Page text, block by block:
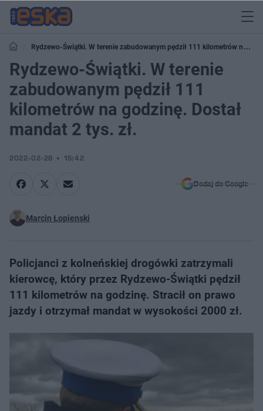
Rydzewo-Świątki. W terenie zabudowanym pędził 111 kilometrów na
godzinę. Dostał mandat 2 tys. zł.
Rydzewo-Świątki. W terenie
zabudowanym pędził 111
kilometrów na godzinę. Dostał
mandat 2 tys. zł.
2022-02-28 15:42
Dodaj do Google
Marcin Łopienski
Policjanci z kolneńskiej drogówki zatrzymali
kierowcę, który przez Rydzewo-Świątki pędził
111 kilometrów na godzinę. Stracił on prawo
jazdy i otrzymał mandat w wysokości 2000 zł.